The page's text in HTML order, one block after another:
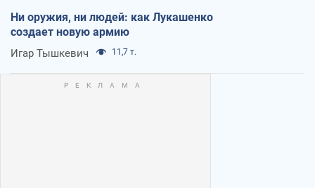
Ни оружия, ни людей: как Лукашенко
создает новую армию
Игар Тышкевич 11,7 т.